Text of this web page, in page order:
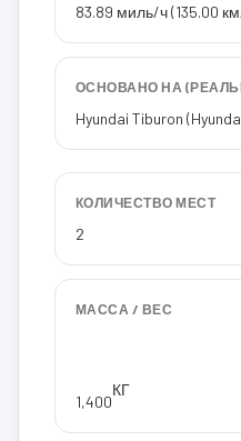
83.89 миль/ч (135.00
ОСНОВАНО НА
Hyundai Tiburon
КОЛИЧЕСТВО МЕСТ
2
МАССА / ВЕС
1,400
КГ